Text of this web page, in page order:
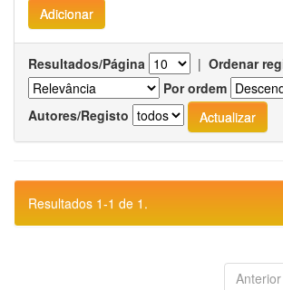
Resultados/Página | Ordenar
Por ordem
Autores/Registo
Resultados 1-1 de 1.
Anterior